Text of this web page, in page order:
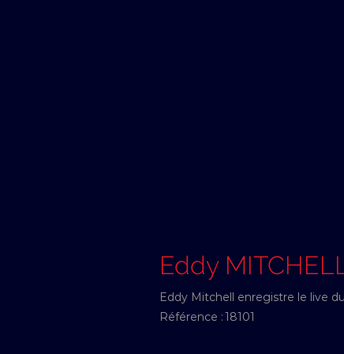
Eddy
Eddy Mitchell enregistre le live
Référence :18101